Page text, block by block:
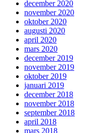
december 2020
november 2020
oktober 2020
augusti 2020
april 2020
mars 2020
december 2019
november 2019
oktober 2019
januari 2019
december 2018
november 2018
september 2018
april 2018
mars 2018